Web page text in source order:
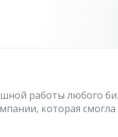
работы любого
которая